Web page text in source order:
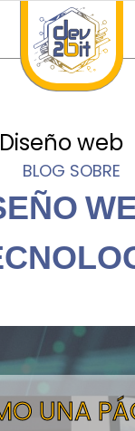
Diseño web
BLOG SOBRE
UNA